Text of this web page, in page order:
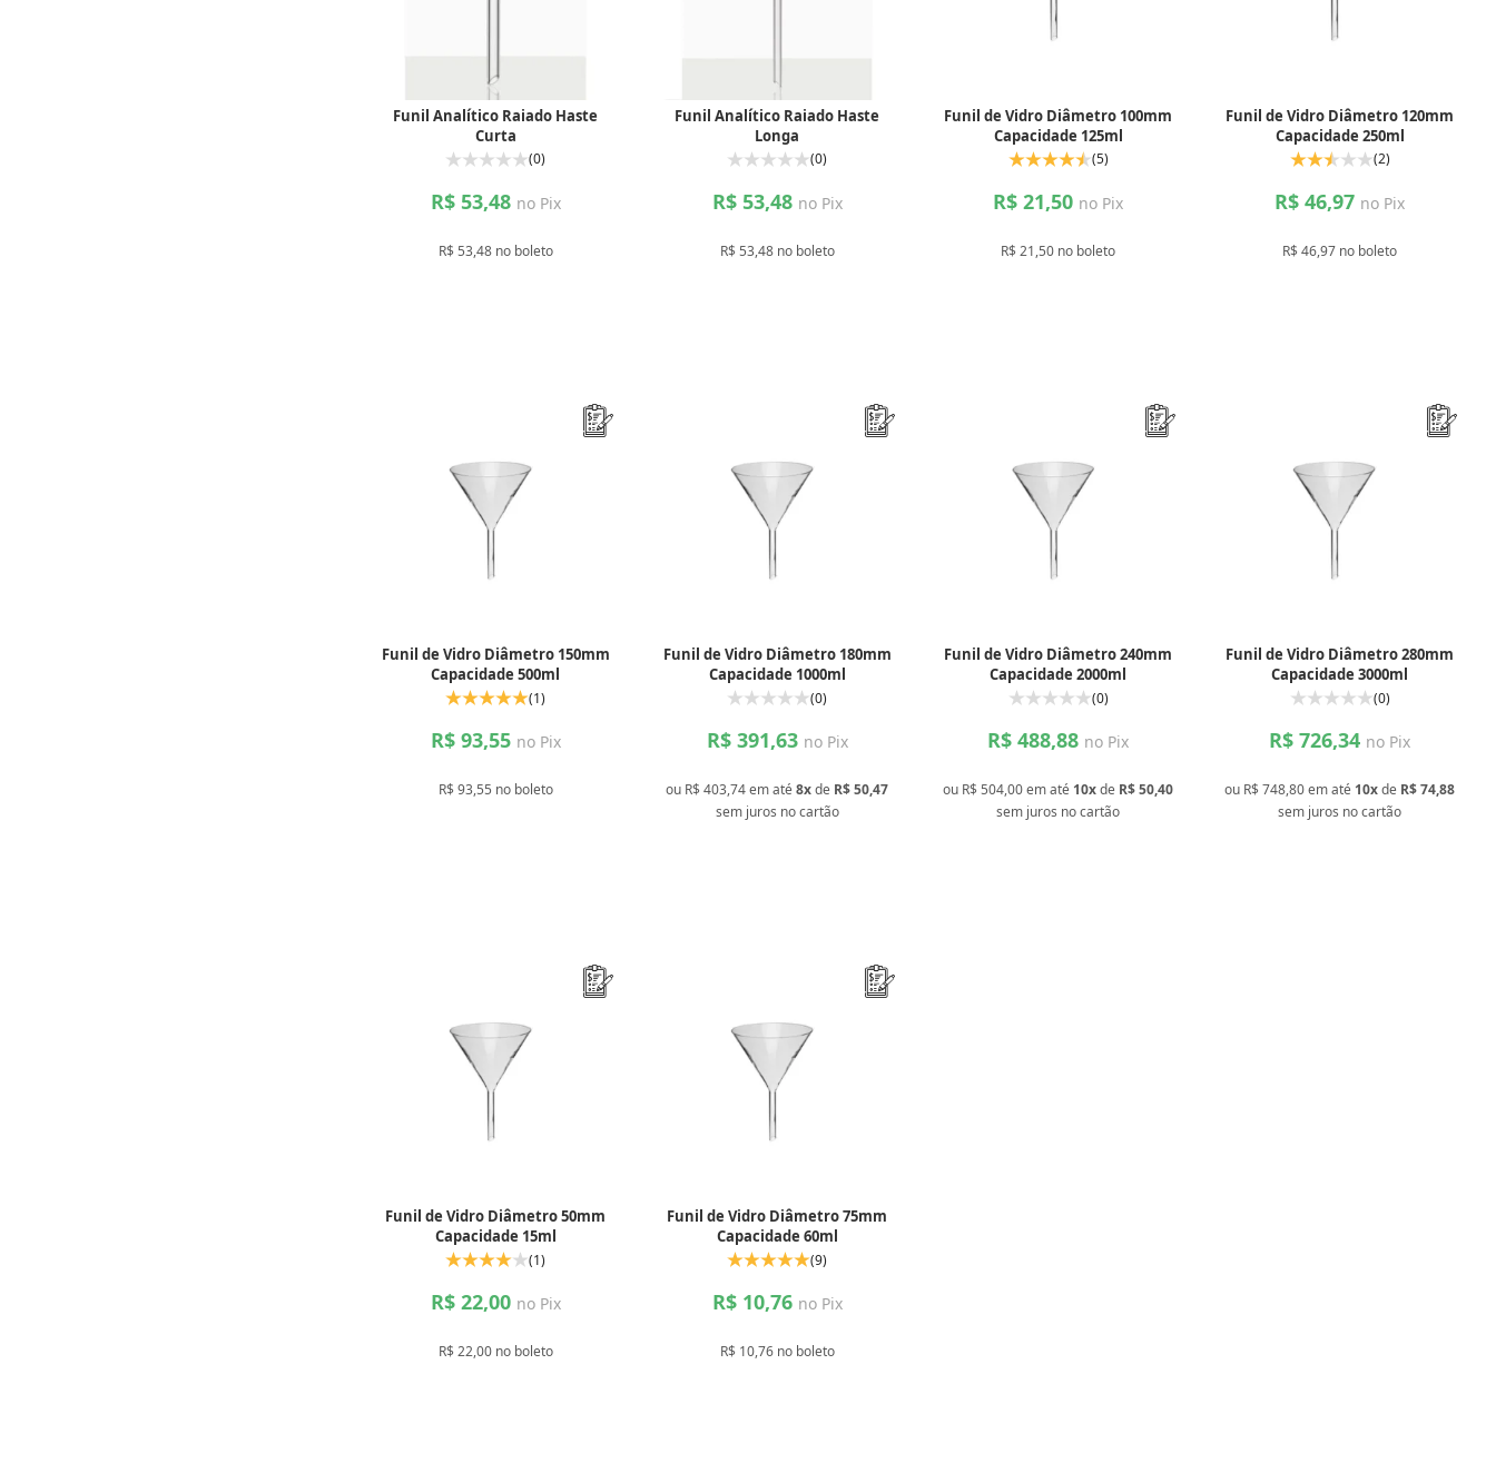
Funil Analítico Raiado Haste
Curta
(0)
R$ 53,48 no Pix
R$ 53,48 no boleto
Funil Analítico Raiado Haste
Longa
(0)
R$ 53,48 no Pix
R$ 53,48 no boleto
Funil de Vidro Diâmetro 100mm
Capacidade 125ml
(5)
R$ 21,50 no Pix
R$ 21,50 no boleto
Funil de Vidro Diâmetro 120mm
Capacidade 250ml
(2)
R$ 46,97 no Pix
R$ 46,97 no boleto
Funil de Vidro Diâmetro 150mm
Capacidade 500ml
(1)
R$ 93,55 no Pix
R$ 93,55 no boleto
Funil de Vidro Diâmetro 180mm
Capacidade 1000ml
(0)
R$ 391,63 no Pix
ou R$ 403,74em até8xde R$ 50,47
sem juros no cartão
Funil de Vidro Diâmetro 240mm
Capacidade 2000ml
(0)
R$ 488,88 no Pix
ou R$ 504,00em até 10xde R$ 50,40
sem juros no cartão
Funil de Vidro Diâmetro 280mm
Capacidade 3000ml
(0)
R$ 726,34 no Pix
ou R$ 748,80em até 10xde R$ 74,88
sem juros no cartão
Funil de Vidro Diâmetro 50mm
Capacidade 15ml
(1)
R$ 22,00 no Pix
R$ 22,00 no boleto
Funil de Vidro Diâmetro 75mm
Capacidade 60ml
(9)
R$ 10,76 no Pix
R$ 10,76 no boleto